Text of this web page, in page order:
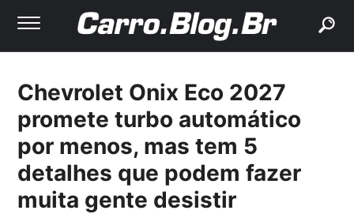
Chevrolet Onix Eco 2027
promete turbo automático
por menos, mas tem 5
detalhes que podem fazer
muita gente desistir